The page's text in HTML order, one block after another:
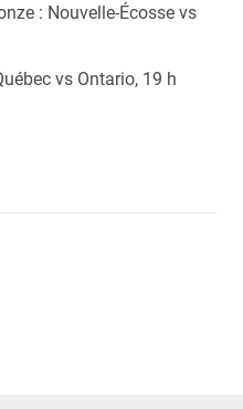
: Nouvelle-Écosse vs
vs Ontario, 19 h